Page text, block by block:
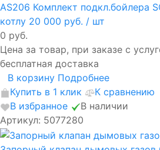
AS206 Комплект подкл.бойлера
котлу 20 000 руб. / шт
0 руб.
Цена за товар, при заказе с
бесплатная доставка
В корзину Подробнее
Купить в 1 клик
К сравнению
В избранное
В наличии
Артикул: 5077280